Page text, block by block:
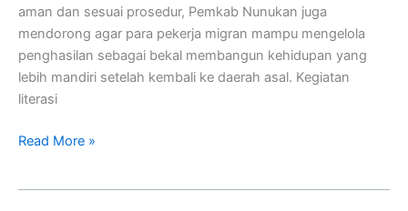
aman dan sesuai prosedur, Pemkab Nunukan juga
mendorong agar para pekerja migran mampu mengelola
penghasilan sebagai bekal membangun kehidupan yang
lebih mandiri setelah kembali ke daerah asal. Kegiatan
literasi
Read More »